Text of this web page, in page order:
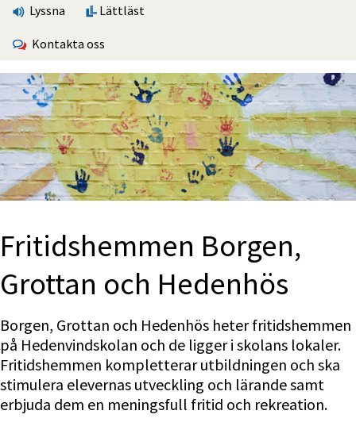
Lyssna Lättläst
Kontakta oss
Fritidshemmen Borgen,
Grottan och Hedenhös
Borgen, Grottan och Hedenhös heter fritidshemmen
på Hedenvindskolan och de ligger i skolans lokaler.
Fritidshemmen kompletterar utbildningen och ska
stimulera elevernas utveckling och lärande samt
erbjuda dem en meningsfull fritid och rekreation.